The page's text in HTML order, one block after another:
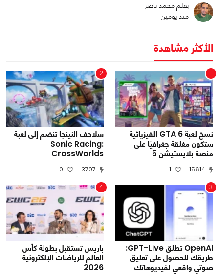
بقلم محمد ناصر
منذ يومين
الأكثر مشاهدة
1
نسخ لعبة GTA 6 الفيزيائية
ستكون مغلقة جغرافيًا على
منصة بلايستيشن 5
15614
1
2
سلاحف النينجا تنضم إلى لعبة
Sonic Racing:
CrossWorlds
3707
0
3
OpenAI تطلق GPT-Live:
طريقك للحصول على تعليق
صوتي واقعي لفيديوهاتك
4
باريس تستقبل بطولة كأس
العالم للرياضات الإلكترونية
2026